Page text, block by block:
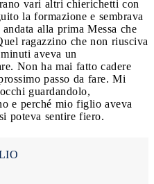
vari altri chierichetti con
la formazione e sembrava
alla prima Messa che
ragazzino che non riusciva
aveva un
Non ha mai fatto cadere
passo da fare. Mi
guardandolo,
e perché mio figlio aveva
poteva sentire fiero.